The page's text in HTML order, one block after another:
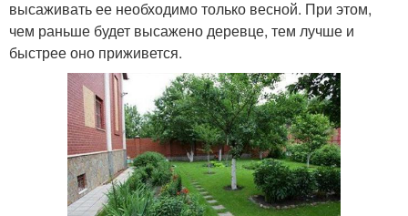
высаживать ее необходимо только весной. При этом,
чем раньше будет высажено деревце, тем лучше и
быстрее оно приживется.